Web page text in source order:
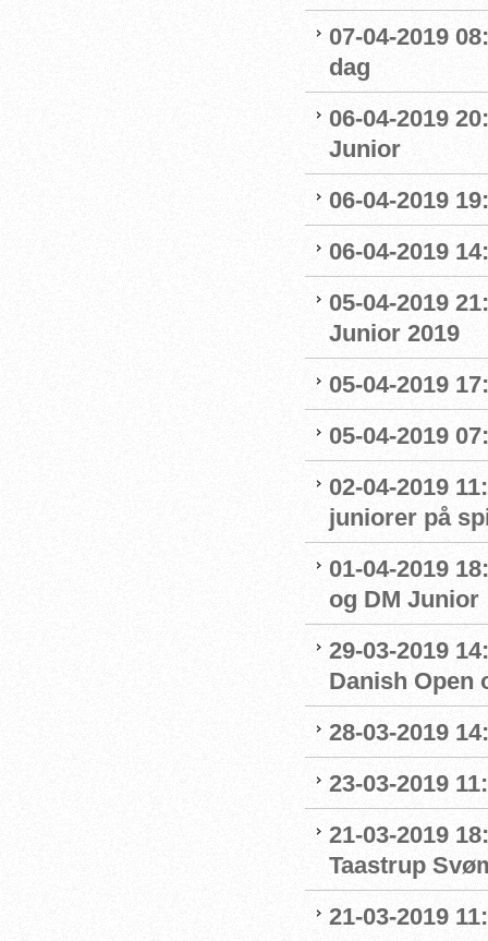
07-04-2019
dag
06-04-2019
Junior
06-04-2019
06-04-2019
05-04-2019
Junior 2019
05-04-2019
05-04-2019
02-04-2019
juniorer på
01-04-2019
og DM Junior
29-03-2019
Danish Open
28-03-2019
23-03-2019
21-03-2019
Taastrup
21-03-2019